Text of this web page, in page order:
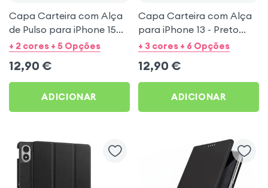
Capa Carteira com Alça
de Pulso para iPhone 15
Pro Max - Preto
+ 2 cores + 5 Opções
12,90 €
ADICIONAR
Capa Carteira com Alça
para iPhone 13 - Preto
Mayaxess
+ 3 cores + 6 Opções
12,90 €
ADICIONAR